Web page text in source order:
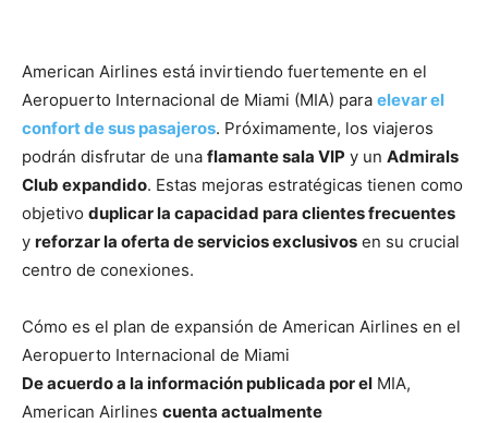
American Airlines está invirtiendo fuertemente en el
Aeropuerto Internacional de Miami (MIA) para elevar el
confort de sus pasajeros. Próximamente, los viajeros
podrán disfrutar de una flamante sala VIP y un Admirals
Club expandido. Estas mejoras estratégicas tienen como
objetivo duplicar la capacidad para clientes frecuentes
y reforzar la oferta de servicios exclusivos en su crucial
centro de conexiones.
Cómo es el plan de expansión de American Airlines en el
Aeropuerto Internacional de Miami
De acuerdo a la información publicada por el MIA,
American Airlines cuenta actualmente